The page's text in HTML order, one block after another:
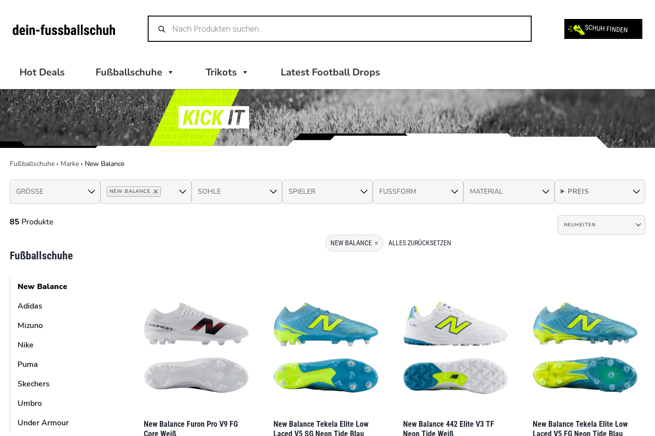
Inhalt
Products
search SCHUH FINDEN
Hot Deals Fußballschuhe Trikots Latest Football Drops
Fußballschuhe › Marke › New Balance
NEW BALANCE PREIS
85 Produkte
Fußballschuhe
New Balance
Adidas
Mizuno
Nike
Puma
Skechers
Umbro
Under Armour
NEW BALANCE × ALLES ZURÜCKSETZEN
New Balance Furon Pro V9 FG
Core Weiß
New Balance Tekela Elite Low
Laced V5 SG Neon Tide Blau
New Balance 442 Elite V3 TF
Neon Tide Weiß
New Balance Tekela Elite Low
Laced V5 FG Neon Tide Blau